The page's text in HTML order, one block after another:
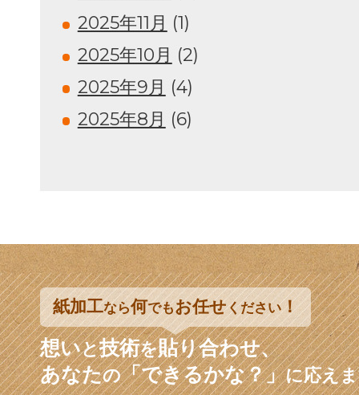
2025年11月 (1)
2025年10月 (2)
2025年9月 (4)
2025年8月 (6)
紙加工なら何でもお任せください！
想いと技術を貼り合わせ、
あなたの「できるかな？」に応え